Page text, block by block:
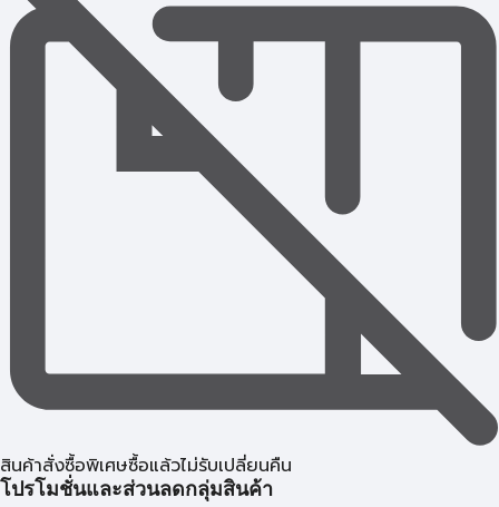
สินค้าสั่งซื้อพิเศษซื้อแล้วไม่รับเปลี่ยนคืน
โปรโมชั่นและส่วนลดกลุ่มสินค้า